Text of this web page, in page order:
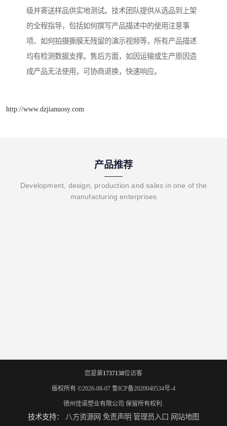
级并寄送样品供实地测试。技术团队提供从选品到上架
的全程指导，包括如何撰写产品描述中的使用注意事
项、如何拍摄撕膜无残留的演示视频等，所有产品描述
均有检测数据支撑。售后方面，如因运输或生产原因造
成产品无法使用，可协商退换，快速响应。
http://www.dzjianuosy.com
产品推荐
Development, design, production and sales in one of the
manufacturing enterprises
您是第1737138位访客
版权所有 ©2026-08-07 鲁ICP备2020040534号-4
德州佳诺塑业有限公司 保留所有权利.
技术支持： 八方资源网 免责声明 管理员入口 网站地图